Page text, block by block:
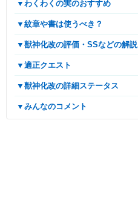
▼わくわくの実のおすすめ
▼紋章や書は使うべき？
▼獣神化改の評価・SSなどの解説
▼適正クエスト
▼獣神化改の詳細ステータス
▼みんなのコメント